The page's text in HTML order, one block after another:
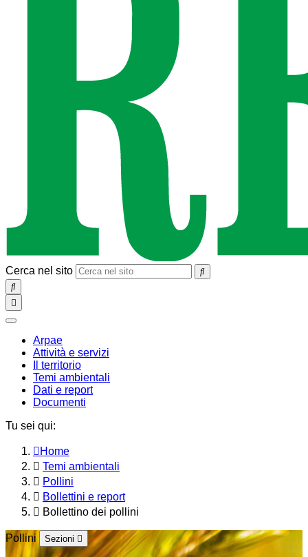
Cerca nel sito
SEARCH
Toggle
navigation
chiudi
Arpae
Attività e servizi
Il territorio
Temi ambientali
Dati e report
Documenti
Tu sei qui:
Home
Temi ambientali
Pollini
Bollettini e report
Bollettino dei pollini
Pollini Sezioni